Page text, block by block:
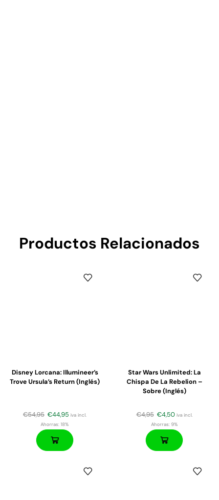
Productos Relacionados
Disney Lorcana: Illumineer’s
Trove Ursula’s Return (Inglés)
€54,95 €44,95 iva incl.
Ahorras: 18%
Star Wars Unlimited: La
Chispa De La Rebelion –
Sobre (inglés)
€4,95 €4,50 iva incl.
Ahorras:9%